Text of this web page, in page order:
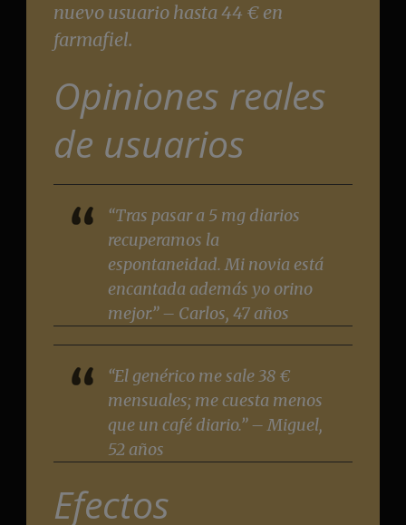
nuevo usuario hasta 44 € en
farmafiel.
Opiniones reales
de usuarios
“Tras pasar a 5 mg diarios
recuperamos la
espontaneidad. Mi novia está
encantada además yo orino
mejor.” – Carlos, 47 años
“El genérico me sale 38 €
mensuales; me cuesta menos
que un café diario.” – Miguel,
52 años
Efectos